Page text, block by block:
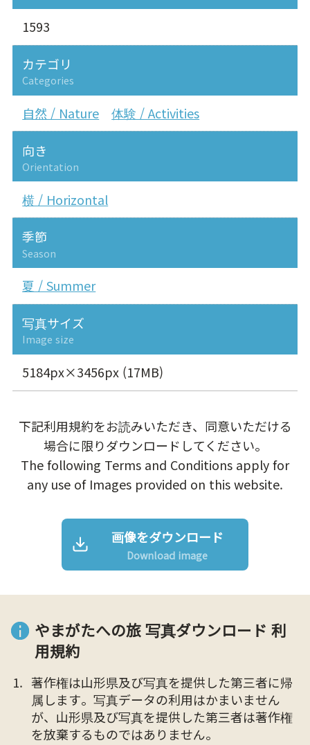
1593
カテゴリ
Categories
自然 / Nature 体験 / Activities
向き
Orientation
横 / Horizontal
季節
Season
夏 / Summer
写真サイズ
Image size
5184px×3456px (17MB)
下記利用規約をお読みいただき、同意いただける
場合に限りダウンロードしてください。
The following Terms and Conditions apply for
any use of Images provided on this website.
画像をダウンロード
Download image
やまがたへの旅 写真ダウンロード 利
用規約
著作権は山形県及び写真を提供した第三者に帰
属します。写真データの利用はかまいません
が、山形県及び写真を提供した第三者は著作権
を放棄するものではありません。